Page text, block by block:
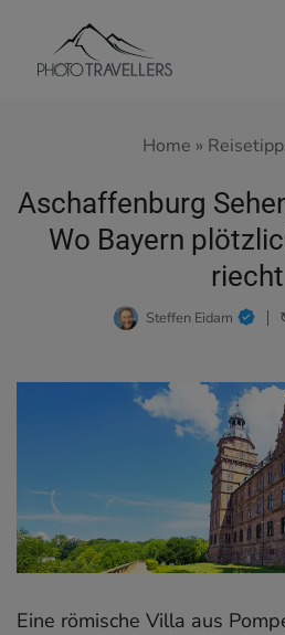
springen
Home »
Aschaffenburg
Wo Bayern
riecht
Steffen Eidam
Eine römische Villa aus